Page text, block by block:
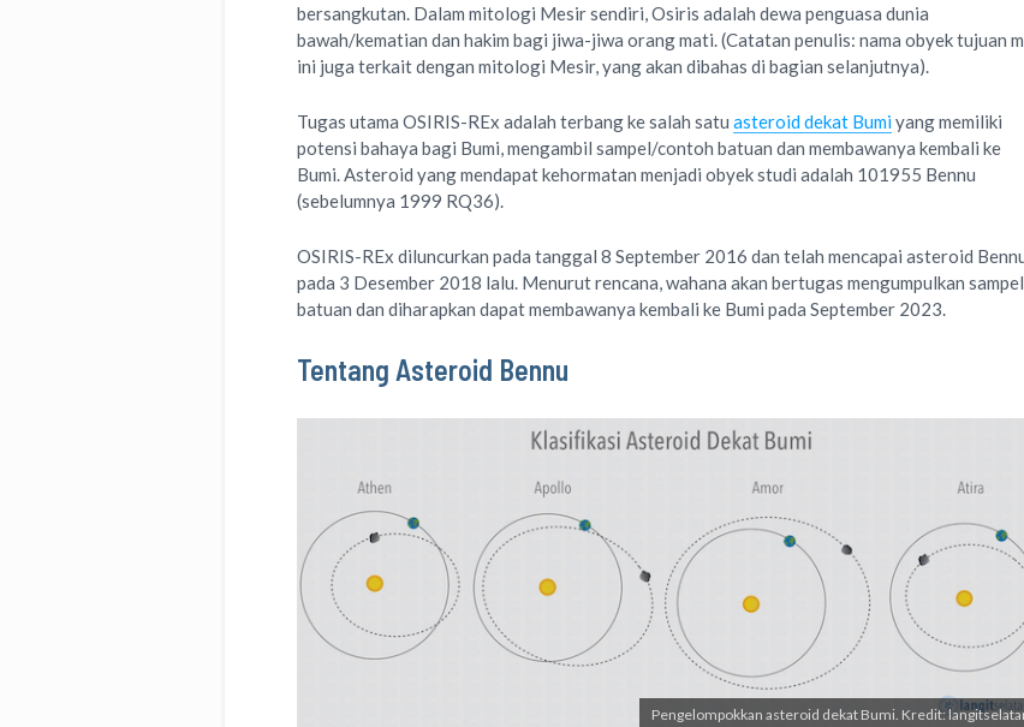
bersangkutan. Dalam mitologi Mesir sendiri, Osiris adalah dewa penguasa dunia
bawah/kematian dan hakim bagi jiwa-jiwa orang mati. (Catatan penulis: nama obyek tujuan
ini juga terkait dengan mitologi Mesir, yang akan dibahas di bagian selanjutnya).
Tugas utama OSIRIS-REx adalah terbang ke salah satu asteroid dekat Bumiyang memiliki
potensi bahaya bagi Bumi, mengambil sampel/contoh batuan dan membawanya kembali ke
Bumi. Asteroid yang mendapat kehormatan menjadi obyek studi adalah 101955 Bennu
(sebelumnya 1999 RQ36).
OSIRIS-REx diluncurkan pada tanggal 8 September 2016 dan telah mencapai asteroid
pada 3 Desember 2018 lalu. Menurut rencana, wahana akan bertugas mengumpulkan sampel
batuan dan diharapkan dapat membawanya kembali ke Bumi pada September 2023.
Tentang Asteroid Bennu
Pengelompokkan asteroid dekat Bumi. Kredit: